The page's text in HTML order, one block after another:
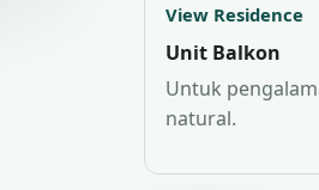
View Residence
Unit Balkon
Untuk
natural.